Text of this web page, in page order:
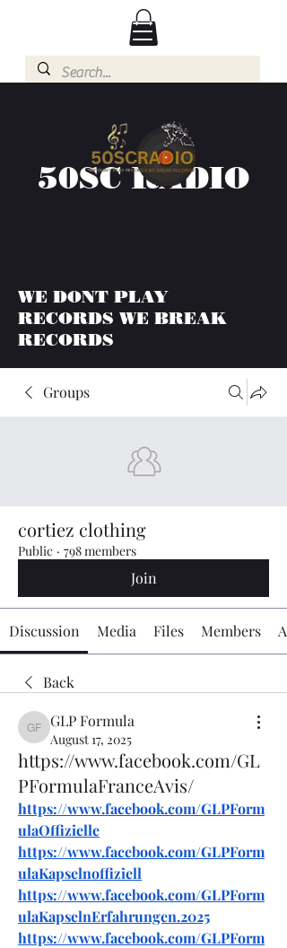
50SC RADIO
WE DONT PLAY
RECORDS WE BREAK
RECORDS
Groups
cortiez clothing
Public · 798 members
Join
Discussion Media Files Members
Back
GLP Formula
GLP Formula
August 17, 2025
https://www.facebook.com/GL
PFormulaFranceAvis/
https://www.facebook.com/GLPForm
ulaOffizielle
https://www.facebook.com/GLPForm
ulaKapselnoffiziell
https://www.facebook.com/GLPForm
ulaKapselnErfahrungen.2025
https://www.facebook.com/GLPForm